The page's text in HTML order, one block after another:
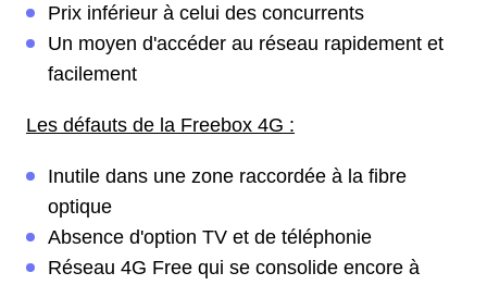
Prix inférieur à celui des concurrents
Un moyen d'accéder au réseau rapidement et
facilement
Les défauts de la Freebox 4G :
Inutile dans une zone raccordée à la fibre
optique
Absence d'option TV et de téléphonie
Réseau 4G Free qui se consolide encore à